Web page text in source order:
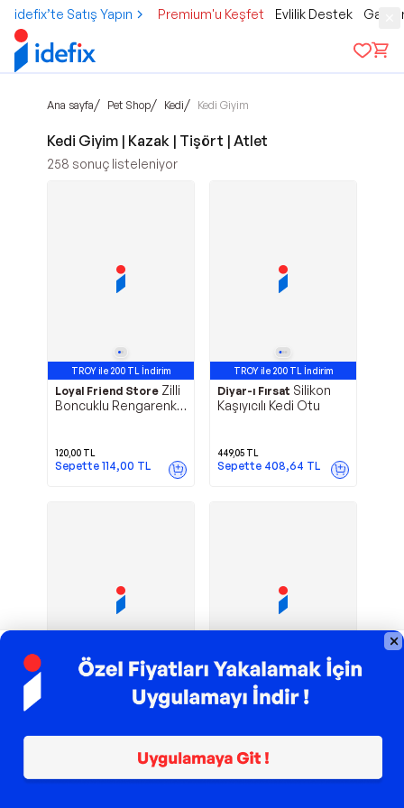
idefix’te Satış Yapın Premium'u Keşfet Evlilik Destek
Ana sayfa/ Pet Shop/ Kedi/ Kedi Giyim
Kedi Giyim | Kazak | Tişört | Atlet
258 sonuç listeleniyor
TROY ile 200 TL İndirim
Loyal Friend Store Zilli
Boncuklu Rengarenk
120,00 TL
Sepette 114,00 TL
TROY ile 200 TL İndirim
Diyar-ı Fırsat Silikon
Kaşıyıcılı Kedi Otu
449,05 TL
Sepette 408,64 TL
TROY ile 200 TL İndirim
Loyal Friend Store
Örgüsü Kedi Beresi
TROY ile 200 TL İndirim
Nuigo
Hayvan Aksesuarı